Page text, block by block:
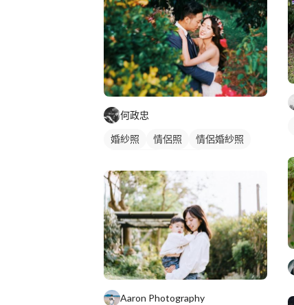
何政忠
婚紗照 情侶照
情侶婚紗照
Aaron Photography